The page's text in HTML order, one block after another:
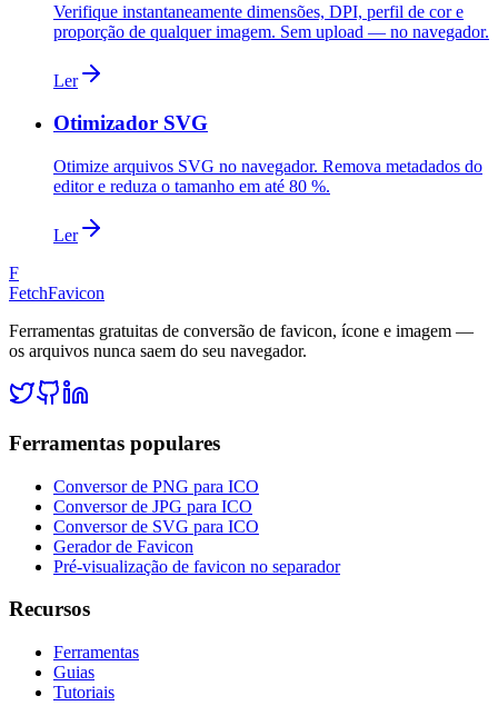
Verifique instantaneamente dimensões, DPI, perfil de cor e
proporção de qualquer imagem. Sem upload — no navegador.
Ler
Otimizador SVG
Otimize arquivos SVG no navegador. Remova metadados do
editor e reduza o tamanho em até 80 %.
Ler
F
FetchFavicon
Ferramentas gratuitas de conversão de favicon, ícone e imagem —
os arquivos nunca saem do seu navegador.
Ferramentas populares
Conversor de PNG para ICO
Conversor de JPG para ICO
Conversor de SVG para ICO
Gerador de Favicon
Pré-visualização de favicon no separador
Recursos
Ferramentas
Guias
Tutoriais